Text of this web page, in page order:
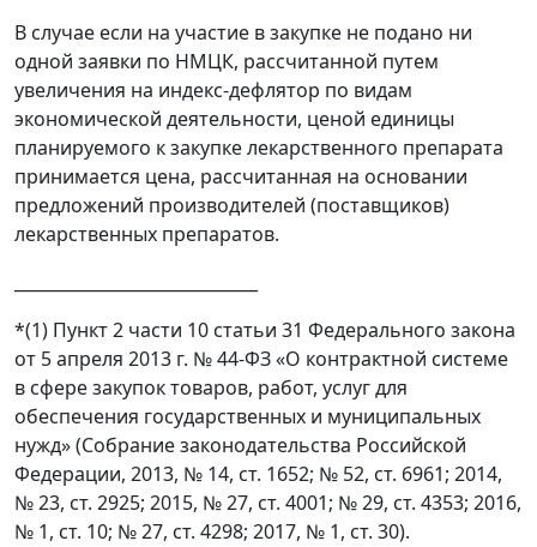
В случае если на участие в закупке не подано ни
одной заявки по НМЦК, рассчитанной путем
увеличения на индекс-дефлятор по видам
экономической деятельности, ценой единицы
планируемого к закупке лекарственного препарата
принимается цена, рассчитанная на основании
предложений производителей (поставщиков)
лекарственных препаратов.
*(1) Пункт 2 части 10 статьи 31 Федерального закона
от 5 апреля 2013 г. № 44-ФЗ «О контрактной системе
в сфере закупок товаров, работ, услуг для
обеспечения государственных и муниципальных
нужд» (Собрание законодательства Российской
Федерации, 2013, № 14, ст. 1652; № 52, ст. 6961; 2014,
№ 23, ст. 2925; 2015, № 27, ст. 4001; № 29, ст. 4353; 2016,
№ 1, ст. 10; № 27, ст. 4298; 2017, № 1, ст. 30).